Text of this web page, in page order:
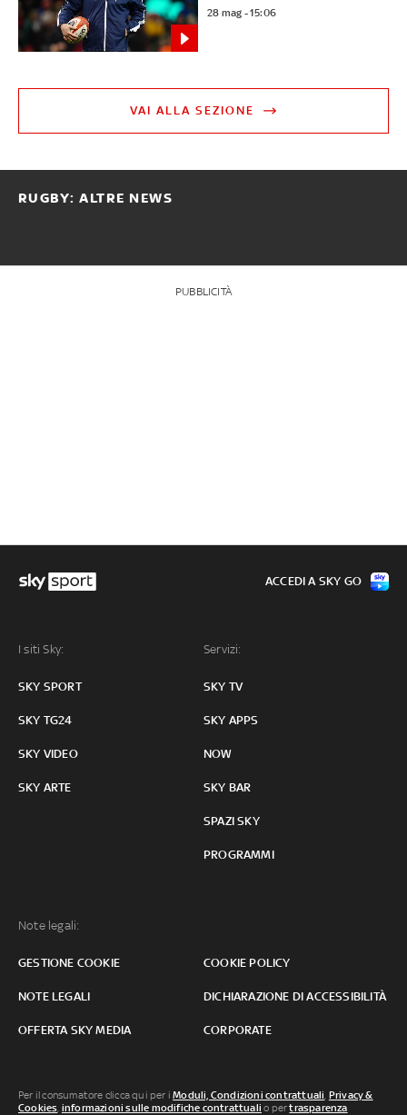
28 mag - 15:06
VAI ALLA SEZIONE
RUGBY: ALTRE NEWS
PUBBLICITÀ
I siti Sky:
SKY SPORT
SKY TG24
SKY VIDEO
SKY ARTE
Servizi:
SKY TV
SKY APPS
NOW
SKY BAR
SPAZI SKY
PROGRAMMI
Note legali:
GESTIONE COOKIE COOKIE POLICY
NOTE LEGALI DICHIARAZIONE DI ACCESSIBILITÀ
OFFERTA SKY MEDIA CORPORATE
ACCEDI A SKY GO
Per il consumatore clicca qui per iModuli, Condizioni contrattuali, Privacy &
Cookies, informazioni sulle modifiche contrattuali o pertrasparenza